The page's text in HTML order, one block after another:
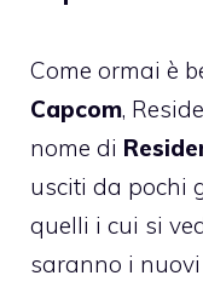
Come ormai è
Capcom,
nome di
usciti da pochi
quelli i cui si
saranno i